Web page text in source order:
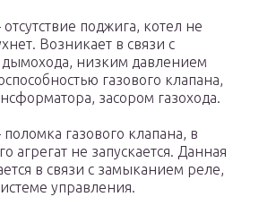
поджига, котел не
Возникает в связи с
низким давлением
газового клапана,
засором газохода.
газового клапана, в
агрегат не запускается. Данная
в связи с замыканием реле,
управления.